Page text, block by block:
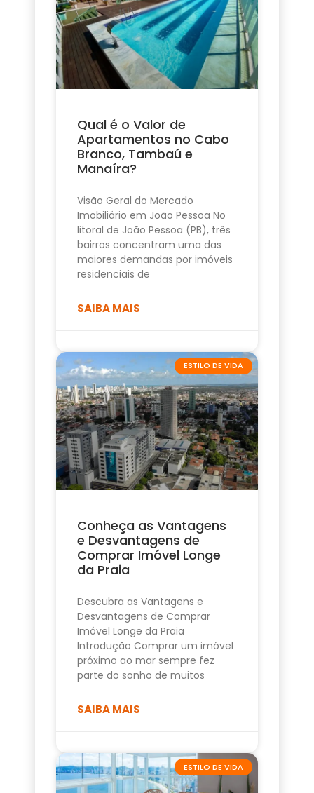
Qual é o Valor de
Apartamentos no Cabo
Branco, Tambaú e
Manaíra?
Visão Geral do Mercado
Imobiliário em João Pessoa No
litoral de João Pessoa (PB), três
bairros concentram uma das
maiores demandas por imóveis
residenciais de
SAIBA MAIS
ESTILO DE VIDA
Conheça as Vantagens
e Desvantagens de
Comprar Imóvel Longe
da Praia
Descubra as Vantagens e
Desvantagens de Comprar
Imóvel Longe da Praia
Introdução Comprar um imóvel
próximo ao mar sempre fez
parte do sonho de muitos
SAIBA MAIS
ESTILO DE VIDA